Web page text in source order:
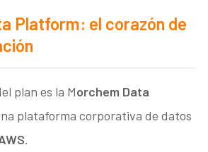
Platform: el corazón de
plan es la Morchem Data
plataforma corporativa de datos
.